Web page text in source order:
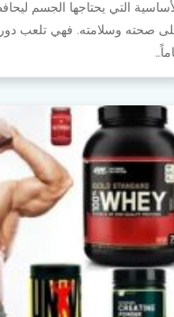
التي يحتاجها الجسم
صحته وسلامته. فهي تلعب